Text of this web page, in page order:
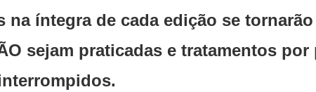
íntegra de cada edição se
sejam praticadas e tratamentos